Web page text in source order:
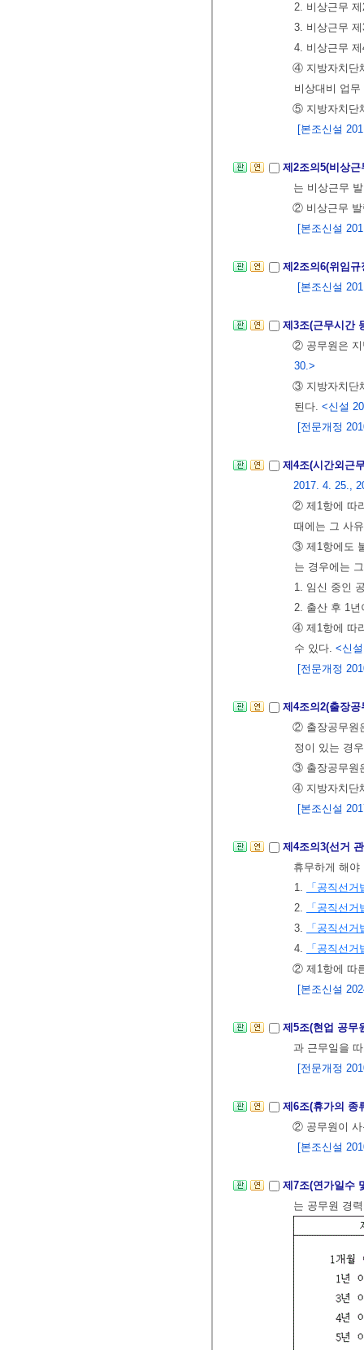
2. 비상근무
3. 비상근무
4. 비상근무
④ 지방자치단
비상대비 업
⑤ 지방자치단
[본조신설
제2조의5(비상
는 비상근무
② 비상근무 발
[본조신설
제2조의6(위임
[본조신설
제3조(근무시간
② 공무원은 지
30.>
③ 지방자치단
된다. <신설
[전문개정
제4조(시간외근
2017. 4. 25.,
② 제1항에 따
때에는 그 사
③ 제1항에도
는 경우에는
1. 임신 중인
2. 출산 후 1년
④ 제1항에 따
수 있다. <신
[전문개정
제4조의2(출장
② 출장공무원
정이 있는 경
③ 출장공무원
④ 지방자치단
[본조신설
제4조의3(선거
휴무하게 해
1.
「공직선거
2.
「공직선거
3.
「공직선거
4.
「공직선거
② 제1항에 따
[본조신설
제5조(현업 공무
과 근무일을
[전문개정
제6조(휴가의 종
② 공무원이 사
[본조신설
제7조(연가일수
는 공무원 경